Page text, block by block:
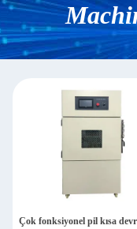
Çok fonksiyonel pil kısa